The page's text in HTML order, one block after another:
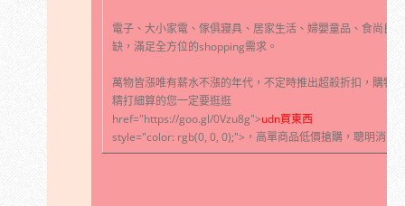
電子、大小家電、傢俱寢具、居家生活、婦嬰童品、食尚良
缺，滿足全方位的shopping需求。
萬物皆漲唯有薪水不漲的年代，不定時推出超殺折扣，購物
精打細算的您一定要逛逛
href="https://goo.gl/0Vzu8g">udn買東西
style="color: rgb(0, 0, 0);">，高單商品低價搶購，聰明消費